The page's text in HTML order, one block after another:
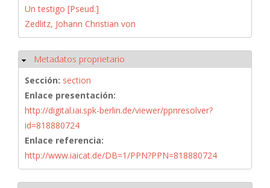
Un testigo [Pseud.]
Zedlitz, Johann Christian von
Ocultar
Metadatos proprietario
Sección: section
Enlace presentación:
http://digital.iai.spk-berlin.de/viewer/ppnresolver?
id=818880724
Enlace referencia:
http://www.iaicat.de/DB=1/PPN?PPN=818880724